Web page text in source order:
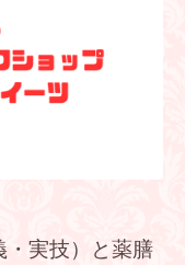
実技）と薬膳